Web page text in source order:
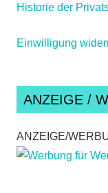
Historie der
Einwilligung
ANZEIGE /
ANZEIGE/